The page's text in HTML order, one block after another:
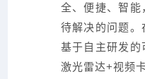
全、便捷、智能
待解决的问题。
基于自主研发的
激光雷达+视频